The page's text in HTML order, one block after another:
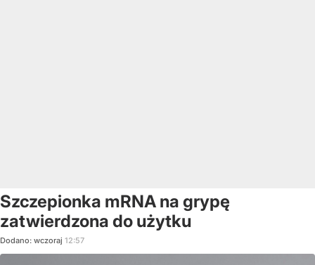
Szczepionka mRNA na grypę
zatwierdzona do użytku
Dodano: wczoraj 12:57